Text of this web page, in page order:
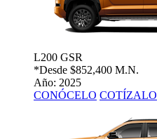
L200 GSR
*Desde $852,400 M.N.
Año: 2025
CONÓCELO COTÍZALO